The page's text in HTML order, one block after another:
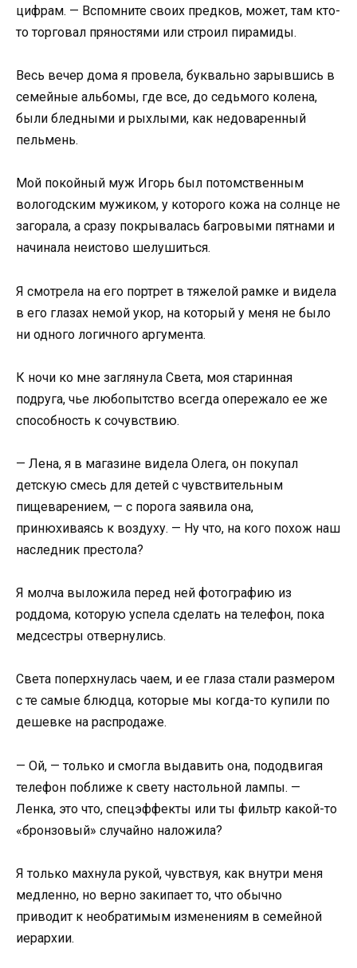
цифрам. — Вспомните своих предков, может, там кто-
то торговал пряностями или строил пирамиды.
Весь вечер дома я провела, буквально зарывшись в
семейные альбомы, где все, до седьмого колена,
были бледными и рыхлыми, как недоваренный
пельмень.
Мой покойный муж Игорь был потомственным
вологодским мужиком, у которого кожа на солнце не
загорала, а сразу покрывалась багровыми пятнами и
начинала неистово шелушиться.
Я смотрела на его портрет в тяжелой рамке и видела
в его глазах немой укор, на который у меня не было
ни одного логичного аргумента.
К ночи ко мне заглянула Света, моя старинная
подруга, чье любопытство всегда опережало ее же
способность к сочувствию.
— Лена, я в магазине видела Олега, он покупал
детскую смесь для детей с чувствительным
пищеварением, — с порога заявила она,
принюхиваясь к воздуху. — Ну что, на кого похож наш
наследник престола?
Я молча выложила перед ней фотографию из
роддома, которую успела сделать на телефон, пока
медсестры отвернулись.
Света поперхнулась чаем, и ее глаза стали размером
с те самые блюдца, которые мы когда-то купили по
дешевке на распродаже.
— Ой, — только и смогла выдавить она, пододвигая
телефон поближе к свету настольной лампы. —
Ленка, это что, спецэффекты или ты фильтр какой-то
«бронзовый» случайно наложила?
Я только махнула рукой, чувствуя, как внутри меня
медленно, но верно закипает то, что обычно
приводит к необратимым изменениям в семейной
иерархии.